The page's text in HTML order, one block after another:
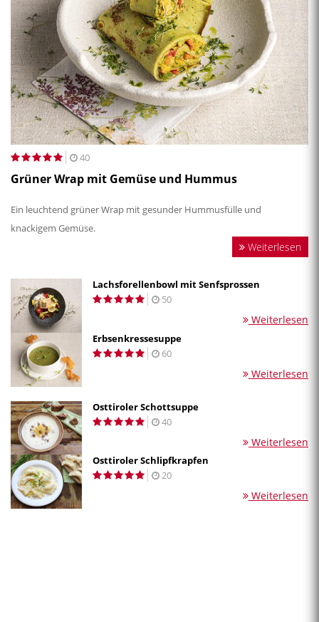
40
Grüner Wrap mit Gemüse und Hummus
Ein leuchtend grüner Wrap mit gesunder Hummusfülle und
knackigem Gemüse.
Weiterlesen
Lachsforellenbowl mit Senfsprossen
50
Weiterlesen
Erbsenkressesuppe
60
Weiterlesen
Osttiroler Schottsuppe
40
Weiterlesen
Osttiroler Schlipfkrapfen
20
Weiterlesen